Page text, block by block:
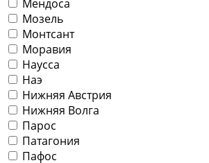
Мендоса
Мозель
Монтсант
Моравия
Наусса
Наэ
Нижняя Австрия
Нижняя Волга
Парос
Патагония
Пафос